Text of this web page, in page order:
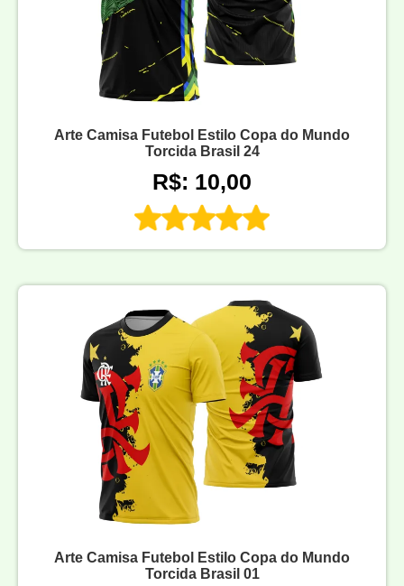
Arte Camisa Futebol Estilo Copa do Mundo
Torcida Brasil 24
R$: 10,00
Arte Camisa Futebol Estilo Copa do Mundo
Torcida Brasil 01